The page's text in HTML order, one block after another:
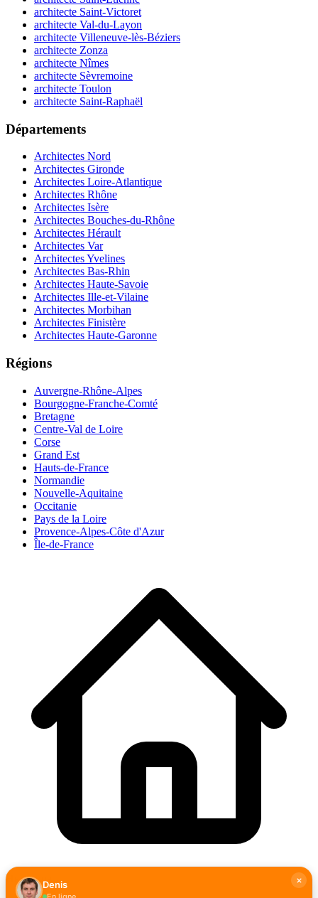
architecte Saint-Victoret
architecte Val-du-Layon
architecte Villeneuve-lès-Béziers
architecte Zonza
architecte Nîmes
architecte Sèvremoine
architecte Toulon
architecte Saint-Raphaël
Départements
Architectes Nord
Architectes Gironde
Architectes Loire-Atlantique
Architectes Rhône
Architectes Isère
Architectes Bouches-du-Rhône
Architectes Hérault
Architectes Var
Architectes Yvelines
Architectes Bas-Rhin
Architectes Haute-Savoie
Architectes Ille-et-Vilaine
Architectes Morbihan
Architectes Finistère
Architectes Haute-Garonne
Régions
Auvergne-Rhône-Alpes
Bourgogne-Franche-Comté
Bretagne
Centre-Val de Loire
Corse
Grand Est
Hauts-de-France
Normandie
Nouvelle-Aquitaine
Occitanie
Pays de la Loire
Provence-Alpes-Côte d'Azur
Île-de-France
HexagoneDenis